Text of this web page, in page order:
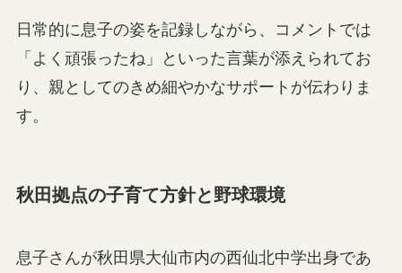
日常的に息子の姿を記録しながら、コメントでは
「よく頑張ったね」といった言葉が添えられてお
り、親としてのきめ細やかなサポートが伝わりま
す。
秋田拠点の子育て方針と野球環境
息子さんが秋田県大仙市内の西仙北中学出身であ